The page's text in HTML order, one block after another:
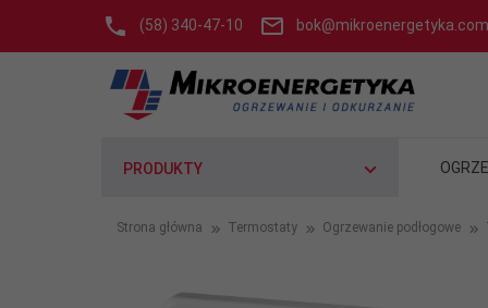
(58) 340-47-10
PRODUKTY
Strona główna Termostaty Ogrzewanie podłogowe